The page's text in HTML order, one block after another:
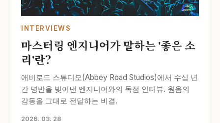
INTERVIEWS
마스터링 엔지니어가 말하는 '좋은 소
리'란?
애비로드 스튜디오(Abbey Road Studios)에서 수십 년
간 명반을 빚어낸 엔지니어와의 독점 인터뷰. 원음의
감동을 그대로 전달하는 비결.
2026. 03. 28